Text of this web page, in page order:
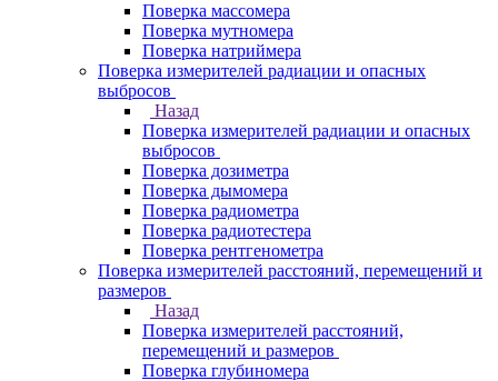
Поверка массомера
Поверка мутномера
Поверка натриймера
Поверка измерителей радиации и опасных
выбросов
Назад
Поверка измерителей радиации и опасных
выбросов
Поверка дозиметра
Поверка дымомера
Поверка радиометра
Поверка радиотестера
Поверка рентгенометра
Поверка измерителей расстояний, перемещений и
размеров
Назад
Поверка измерителей расстояний,
перемещений и размеров
Поверка глубиномера